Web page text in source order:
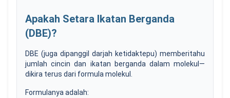
Apakah Setara Ikatan Berganda
(DBE)?
DBE (juga dipanggil darjah ketidaktepu) memberitahu
jumlah cincin dan ikatan berganda dalam molekul—
dikira terus dari formula molekul.
Formulanya adalah: